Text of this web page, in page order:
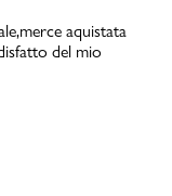
aquistata
del mio